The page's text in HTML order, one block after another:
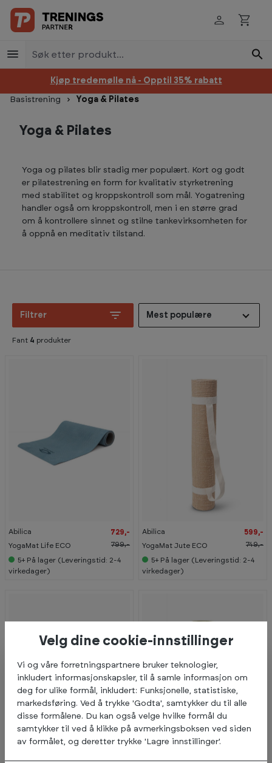
Hopp til innhold
Kjøp tredemølle nå - Opptil 35% rabatt
Basistrening Yoga & Pilates
Yoga & Pilates
Yoga og pilates blir stadig mer populært. Kort og godt
er pilatestrening en form for kvalitativ styrketrening
med stabilitet og kroppskontroll som mål. Yogatrening
handler også om kroppskontroll, men i en større grad
om å kontrollere sinnet og stilne tankevirksomheten for
å oppnå en meditativ tilstand.
Filtrer Mest populære
Fant 4 produkter
Abilica
YogaMat Life ECO
729,-
799,-
5+ På lager (Leveringstid: 2-4
virkedager)
Abilica
YogaMat Jute ECO
599,-
749,-
5+ På lager (Leveringstid: 2-4
virkedager)
Velg dine cookie-innstillinger
Vi og våre forretningspartnere bruker teknologier,
inkludert informasjonskapsler, til å samle informasjon om
deg for ulike formål, inkludert: Funksjonelle, statistiske,
markedsføring. Ved å trykke 'Godta', samtykker du til alle
disse formålene. Du kan også velge hvilke formål du
samtykker til ved å klikke på avmerkingsboksen ved siden
av formålet, og deretter trykke 'Lagre innstillinger'.